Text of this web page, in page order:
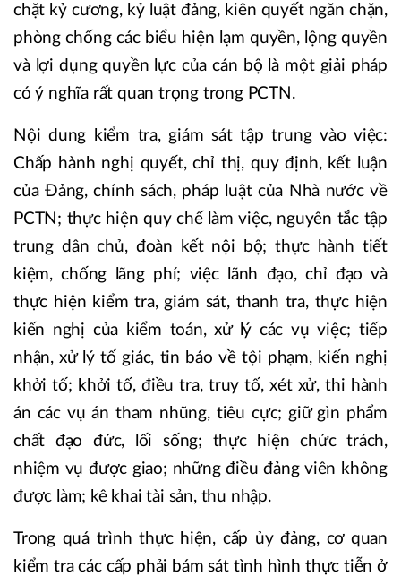
chặt kỷ cương, kỷ luật đảng, kiên quyết ngăn chặn,
phòng chống các biểu hiện lạm quyền, lộng quyền
và lợi dụng quyền lực của cán bộ là một giải pháp
có ý nghĩa rất quan trọng trong PCTN.
Nội dung kiểm tra, giám sát tập trung vào việc:
Chấp hành nghị quyết, chỉ thị, quy định, kết luận
của Đảng, chính sách, pháp luật của Nhà nước về
PCTN; thực hiện quy chế làm việc, nguyên tắc tập
trung dân chủ, đoàn kết nội bộ; thực hành tiết
kiệm, chống lãng phí; việc lãnh đạo, chỉ đạo và
thực hiện kiểm tra, giám sát, thanh tra, thực hiện
kiến nghị của kiểm toán, xử lý các vụ việc; tiếp
nhận, xử lý tố giác, tin báo về tội phạm, kiến nghị
khởi tố; khởi tố, điều tra, truy tố, xét xử, thi hành
án các vụ án tham nhũng, tiêu cực; giữ gìn phẩm
chất đạo đức, lối sống; thực hiện chức trách,
nhiệm vụ được giao; những điều đảng viên không
được làm; kê khai tài sản, thu nhập.
Trong quá trình thực hiện, cấp ủy đảng, cơ quan
kiểm tra các cấp phải bám sát tình hình thực tiễn ở